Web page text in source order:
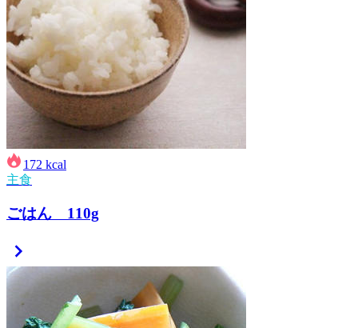
172 kcal
主食
ごはん 110g